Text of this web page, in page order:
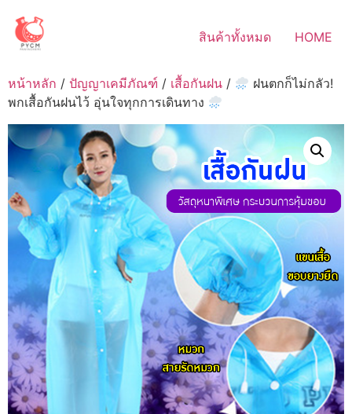
content
สินค้าทั้งหมด HOME
หน้าหลัก / ปัญญาเคมีภัณฑ์ / เสื้อกันฝน /
ฝนตกก็ไม่กลัว!
พกเสื้อกันฝนไว้ อุ่นใจทุกการเดินทาง